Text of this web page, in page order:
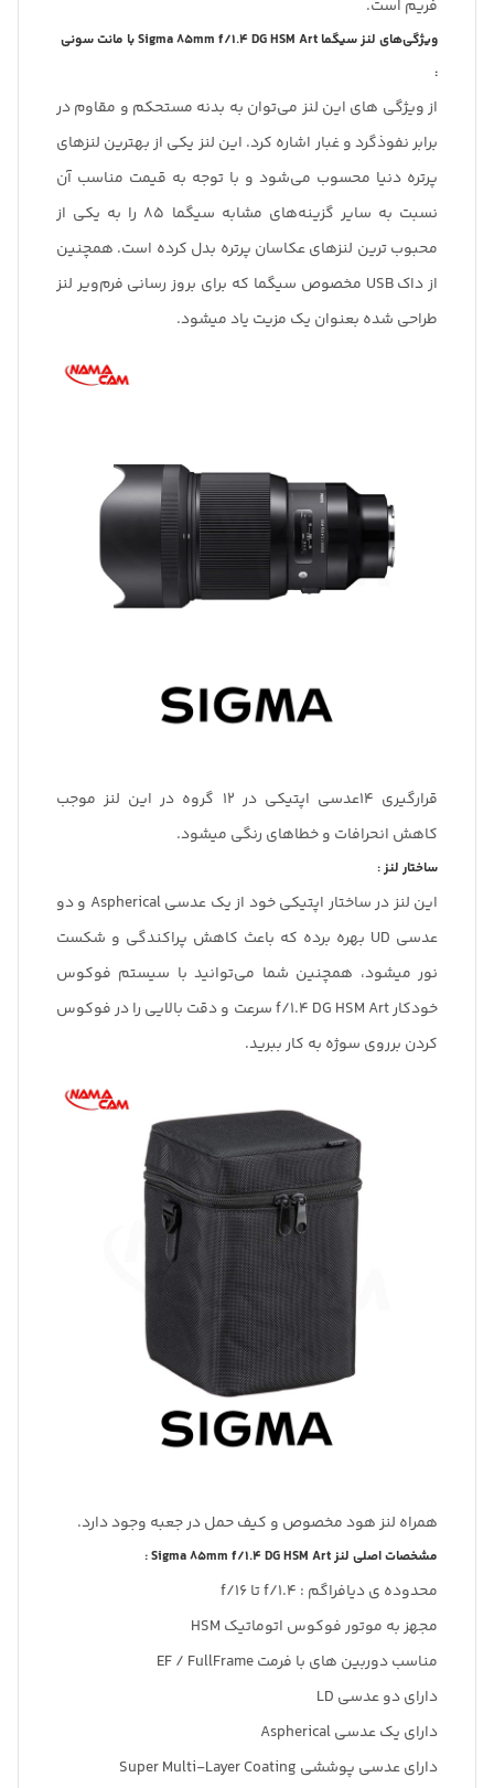
فریم است.
ویژگی‌های لنز سیگما Sigma 85mm f/1.4 DG HSM Art با مانت سونی
:
از ویژگی های این لنز می‌توان به بدنه مستحکم و مقاوم در
برابر نفوذگرد و غبار اشاره کرد. این لنز یکی از بهترین لنزهای
پرتره دنیا محسوب می‌شود و با توجه به قیمت مناسب آن
نسبت به سایر گزینه‌های مشابه سیگما 85 را به یکی از
محبوب ترین لنزهای عکاسان پرتره بدل کرده است. همچنین
از داک USB مخصوص سیگما که برای بروز رسانی فرم‌ویر لنز
طراحی شده بعنوان یک مزیت یاد میشود.
قرارگیری 14عدسی اپتیکی در ۱۲ گروه در این لنز موجب
کاهش انحرافات و خطاهای رنگی میشود.
ساختار لنز :
این لنز در ساختار اپتیکی خود از یک عدسی Aspherical و دو
عدسی UD بهره برده که باعث کاهش پراکندگی و شکست
نور میشود، همچنین شما می‌توانید با سیستم فوکوس
خودکار f/1.4 DG HSM Art سرعت و دقت بالایی را در فوکوس
کردن برروی سوژه به کار ببرید.
همراه لنز هود مخصوص و کیف حمل در جعبه وجود دارد.
مشخصات اصلی لنز Sigma 85mm f/1.4 DG HSM Art :
محدوده ی دیافراگم : f/1.4 تا f/16
مجهز به موتور فوکوس اتوماتیک HSM
مناسب دوربین های با فرمت EF / FullFrame
دارای دو عدسی LD
دارای یک عدسی Aspherical
دارای عدسی پوششی Super Multi-Layer Coating